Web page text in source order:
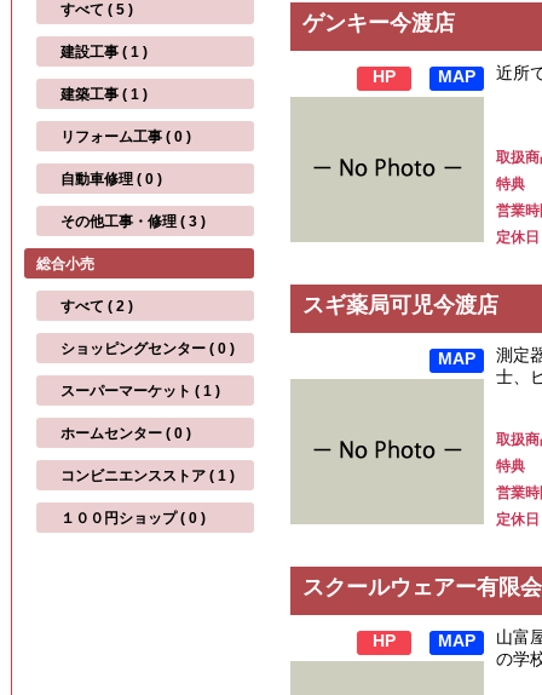
すべて ( 5 )
建設工事 ( 1 )
建築工事 ( 1 )
リフォーム工事 ( 0 )
自動車修理 ( 0 )
その他工事・修理 ( 3 )
総合小売
すべて ( 2 )
ショッピングセンター ( 0 )
スーパーマーケット ( 1 )
ホームセンター ( 0 )
コンビニエンスストア ( 1 )
１００円ショップ ( 0 )
ゲンキー今渡店
MAP
HP 近所
取扱
特典
営業
定休日
スギ薬局可児今渡店
MAP
測定
士、
取扱
特典
営業
定休日
スクールウェアー有限
MAP
HP
山富
の学